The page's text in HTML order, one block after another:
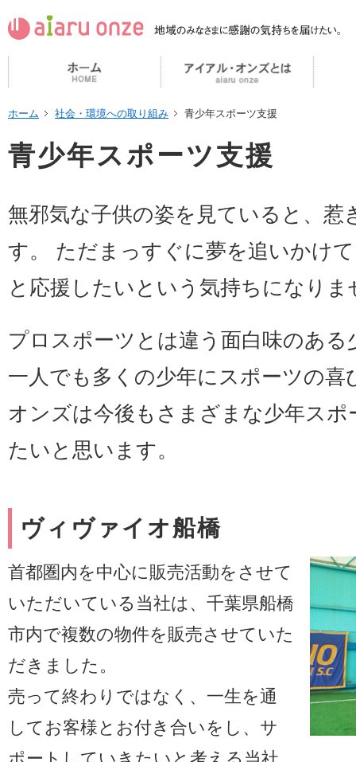
ホーム 社会・環境への取り組み 青少年スポーツ支援
青少年スポーツ支援
無邪気な子供の姿を見ていると、惹
す。 ただまっすぐに夢を追いかけ
と応援したいという気持ちになりま
プロスポーツとは違う面白味のある
一人でも多くの少年にスポーツの喜
オンズは今後もさまざまな少年ス
たいと思います。
ヴィヴァイオ船橋
首都圏内を中心に販売活動をさせて
いただいている当社は、千葉県船橋
市内で複数の物件を販売させていた
だきました。
売って終わりではなく、一生を通
してお客様とお付き合いをし、サ